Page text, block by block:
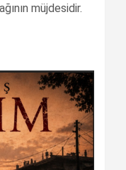
müjdesidir.